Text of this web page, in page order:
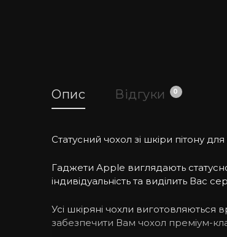
Опис Відгуки 0
Статусний чохол зі шкіри пітону
Гаджети Apple виглядають
індивідуальність та виділить Вас
Усі шкіряні чохли
забезпечити Вам чохол преміум-